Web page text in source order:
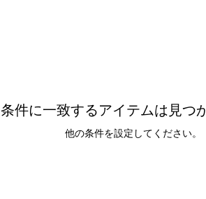
条件に一致するアイテムは見つ
他の条件を設定してください。